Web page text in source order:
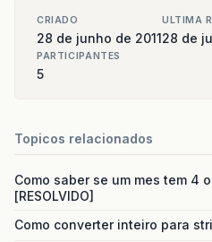
CRIADO
28 de junho de 2011
ULTIMA
28 de
PARTICIPANTES
5
Topicos relacionados
Como saber se um mes tem 4
[RESOLVIDO]
Como converter inteiro para